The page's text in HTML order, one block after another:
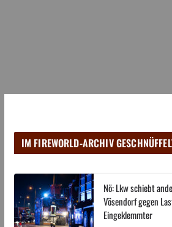
IM FIREWORLD-ARCHIV
Nö: Lkw schiebt
Vösendorf gegen
Eingeklemmter